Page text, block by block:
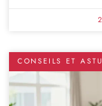
CONSEILS ET